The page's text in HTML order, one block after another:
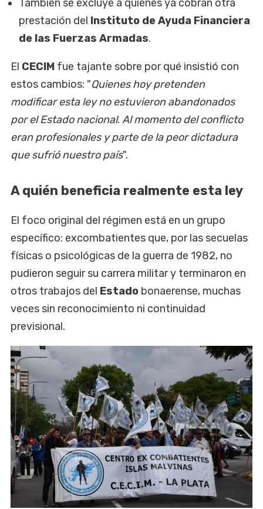
También se excluye a quienes ya cobran otra
prestación del Instituto de Ayuda Financiera
de las Fuerzas Armadas.
El CECIM fue tajante sobre por qué insistió con
estos cambios: "Quienes hoy pretenden
modificar esta ley no estuvieron abandonados
por el Estado nacional. Al momento del conflicto
eran profesionales y parte de la peor dictadura
que sufrió nuestro país".
A quién beneficia realmente esta ley
El foco original del régimen está en un grupo
específico: excombatientes que, por las secuelas
físicas o psicológicas de la guerra de 1982, no
pudieron seguir su carrera militar y terminaron en
otros trabajos del Estado bonaerense, muchas
veces sin reconocimiento ni continuidad
previsional.